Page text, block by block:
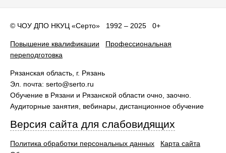
© ЧОУ ДПО НКУЦ «Серто» 1992 – 2025 0+
Повышение квалификации
Профессиональная
переподготовка
Рязанская область , г. Рязань
Эл. почта: serto@serto.ru
Обучение в Рязани и Рязанской области очно, заочно.
Аудиторные занятия, вебинары, дистанционное обучение
Версия сайта для слабовидящих
Политика обработки персональных данных
Карта сайта